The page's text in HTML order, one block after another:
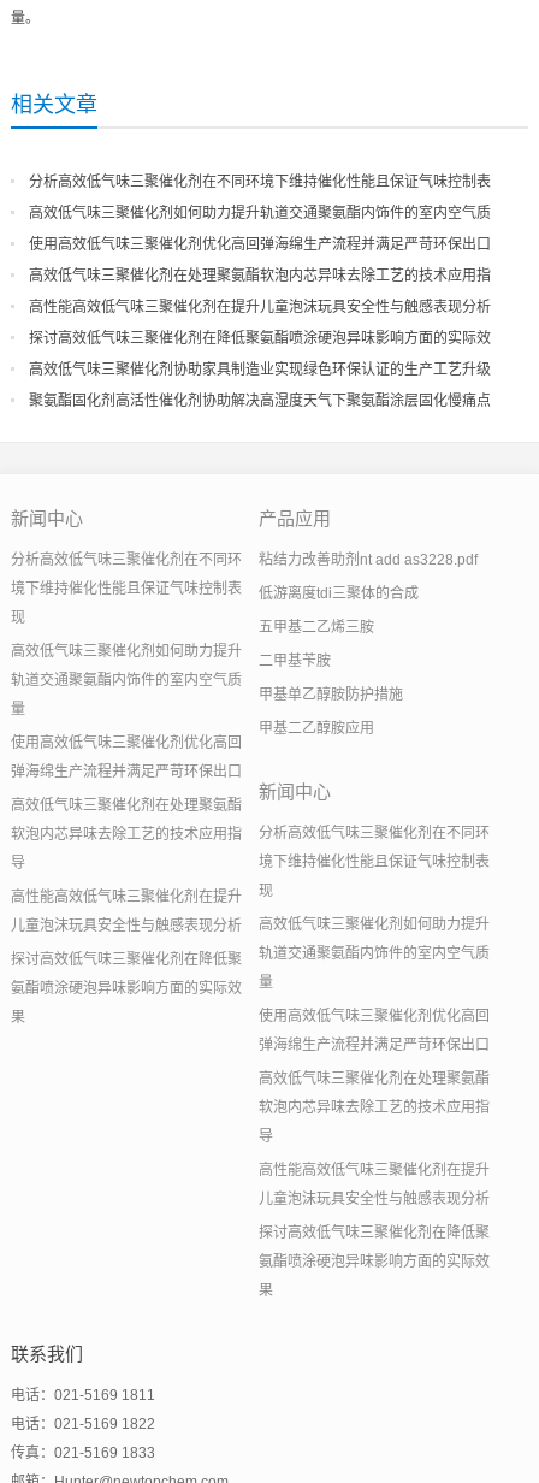
量。
相关文章
分析高效低气味三聚催化剂在不同环境下维持催化性能且保证气味控制表
现
高效低气味三聚催化剂如何助力提升轨道交通聚氨酯内饰件的室内空气质
量
使用高效低气味三聚催化剂优化高回弹海绵生产流程并满足严苛环保出口
高效低气味三聚催化剂在处理聚氨酯软泡内芯异味去除工艺的技术应用指
导
高性能高效低气味三聚催化剂在提升儿童泡沫玩具安全性与触感表现分析
探讨高效低气味三聚催化剂在降低聚氨酯喷涂硬泡异味影响方面的实际效
果
高效低气味三聚催化剂协助家具制造业实现绿色环保认证的生产工艺升级
聚氨酯固化剂高活性催化剂协助解决高湿度天气下聚氨酯涂层固化慢痛点
新闻中心
分析高效低气味三聚催化剂在不同环
境下维持催化性能且保证气味控制表
现
高效低气味三聚催化剂如何助力提升
轨道交通聚氨酯内饰件的室内空气质
量
使用高效低气味三聚催化剂优化高回
弹海绵生产流程并满足严苛环保出口
高效低气味三聚催化剂在处理聚氨酯
软泡内芯异味去除工艺的技术应用指
导
高性能高效低气味三聚催化剂在提升
儿童泡沫玩具安全性与触感表现分析
探讨高效低气味三聚催化剂在降低聚
氨酯喷涂硬泡异味影响方面的实际效
果
产品应用
粘结力改善助剂nt add as3228.pdf
低游离度tdi三聚体的合成
五甲基二乙烯三胺
二甲基苄胺
甲基单乙醇胺防护措施
甲基二乙醇胺应用
新闻中心
分析高效低气味三聚催化剂在不同环
境下维持催化性能且保证气味控制表
现
高效低气味三聚催化剂如何助力提升
轨道交通聚氨酯内饰件的室内空气质
量
使用高效低气味三聚催化剂优化高回
弹海绵生产流程并满足严苛环保出口
高效低气味三聚催化剂在处理聚氨酯
软泡内芯异味去除工艺的技术应用指
导
高性能高效低气味三聚催化剂在提升
儿童泡沫玩具安全性与触感表现分析
探讨高效低气味三聚催化剂在降低聚
氨酯喷涂硬泡异味影响方面的实际效
果
联系我们
电话：021-5169 1811
电话：021-5169 1822
传真：021-5169 1833